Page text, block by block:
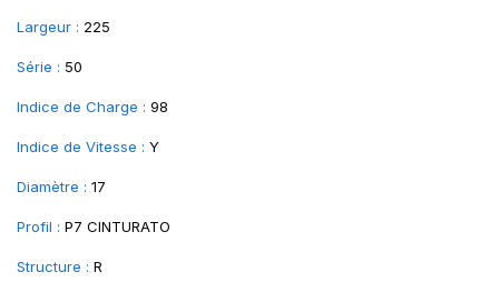
Largeur : 225
Série : 50
Indice de Charge : 98
Indice de Vitesse : Y
Diamètre : 17
Profil : P7 CINTURATO
Structure : R